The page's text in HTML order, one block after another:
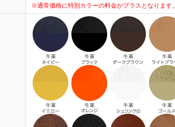
※通常価格に特別カラーの料金がプラスとなります。